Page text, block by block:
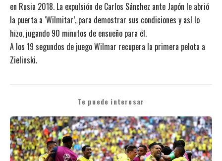
en Rusia 2018. La expulsión de Carlos Sánchez ante Japón le abrió
la puerta a ‘Wilmitar’, para demostrar sus condiciones y así lo
hizo, jugando 90 minutos de ensueño para él.
A los 19 segundos de juego Wilmar recupera la primera pelota a
Zielinski.
Te puede interesar